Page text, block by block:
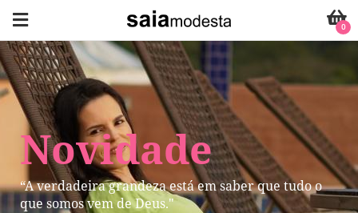
Novidade
“A verdadeira grandeza está em saber que tudo o
que somos vem de Deus."
0